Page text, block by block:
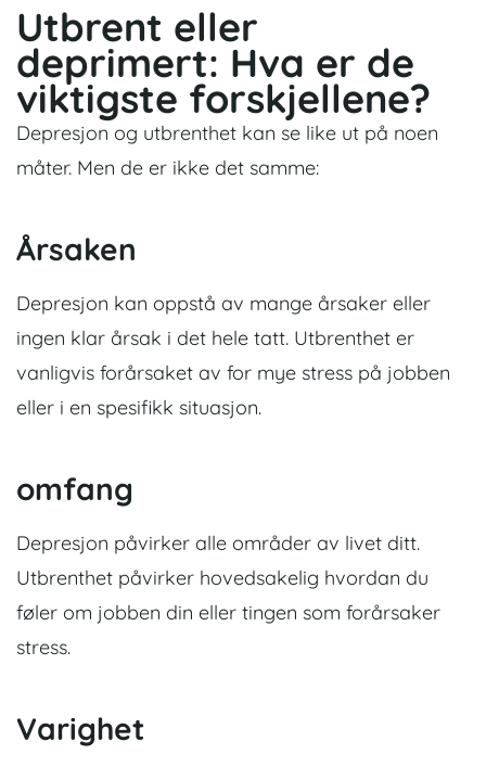
Utbrent eller
deprimert: Hva er de
viktigste forskjellene?
Depresjon og utbrenthet kan se like ut på noen
måter. Men de er ikke det samme:
Årsaken
Depresjon kan oppstå av mange årsaker eller
ingen klar årsak i det hele tatt. Utbrenthet er
vanligvis forårsaket av for mye stress på jobben
eller i en spesifikk situasjon.
omfang
Depresjon påvirker alle områder av livet ditt.
Utbrenthet påvirker hovedsakelig hvordan du
føler om jobben din eller tingen som forårsaker
stress.
Varighet